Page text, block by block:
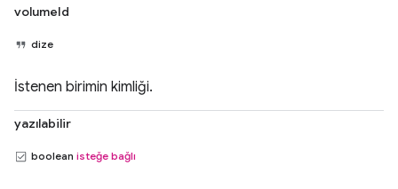
volumeId
dize
İstenen birimin kimliği.
yazılabilir
boolean isteğe bağlı